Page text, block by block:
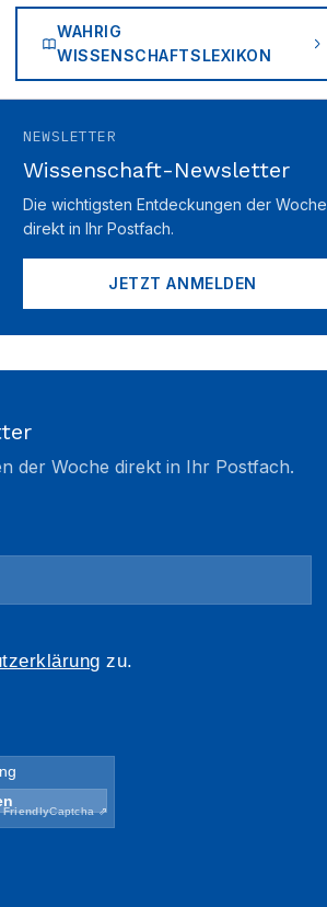
WAHRIG
WISSENSCHAFTSLEXIKON
NEWSLETTER
Wissenschaft-Newsletter
Die wichtigsten Entdeckungen der Woche
direkt in Ihr Postfach.
JETZT ANMELDEN
der Woche direkt in Ihr Postfach.